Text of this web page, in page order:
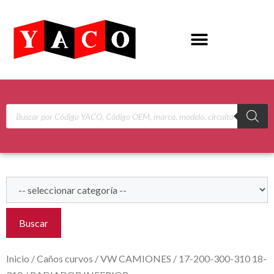
Buscar
Inicio /Caños curvos /VW CAMIONES / 17-200-300-310 18-